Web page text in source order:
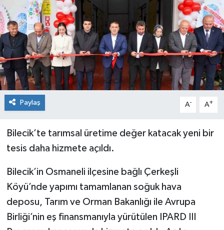
Paylaş A- A+
Bilecik’te tarımsal üretime değer katacak yeni bir
tesis daha hizmete açıldı.
Bilecik’in Osmaneli ilçesine bağlı Çerkeşli
Köyü’nde yapımı tamamlanan soğuk hava
deposu, Tarım ve Orman Bakanlığı ile Avrupa
Birliği’nin eş finansmanıyla yürütülen IPARD III
Spor